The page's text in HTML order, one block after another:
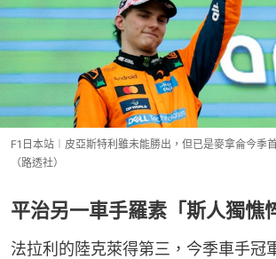
F1日本站︱皮亞斯特利雖未能勝出，但已是麥拿侖今季
（路透社）
平治另一車手羅素「斯人獨憔
法拉利的陸克萊得第三，今季車手冠